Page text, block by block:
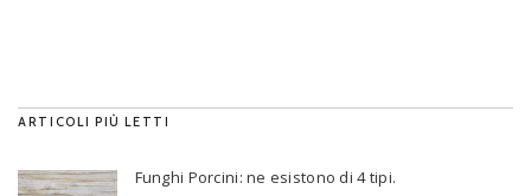
ARTICOLI PIÙ LETTI
Funghi Porcini: ne esistono di 4 tipi.